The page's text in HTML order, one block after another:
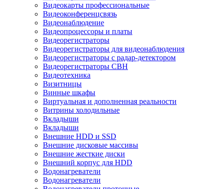
Видеокарты профессиональные
Видеоконференцсвязь
Видеонаблюдение
Видеопроцессоры и платы
Видеорегистраторы
Видеорегистраторы для видеонаблюдения
Видеорегистраторы с радар-детектором
Видеорегистраторы СВН
Видеотехника
Визитницы
Винные шкафы
Виртуальная и дополненная реальности
Витрины холодильные
Вкладыши
Вкладыши
Внешние HDD и SSD
Внешние дисковые массивы
Внешние жесткие диски
Внешний корпус для HDD
Водонагреватели
Водонагреватели